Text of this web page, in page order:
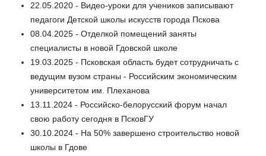
22.05.2020 - Видео-уроки для учеников записывают
педагоги Детской школы искусств города Пскова
08.04.2025 - Отделкой помещений заняты
специалисты в новой Гдовской школе
19.03.2025 - Псковская область будет сотрудничать с
ведущим вузом страны - Российским экономическим
университетом им. Плеханова
13.11.2024 - Российско-белорусский форум начал
свою работу сегодня в ПсковГУ
30.10.2024 - На 50% завершено строительство новой
школы в Гдове